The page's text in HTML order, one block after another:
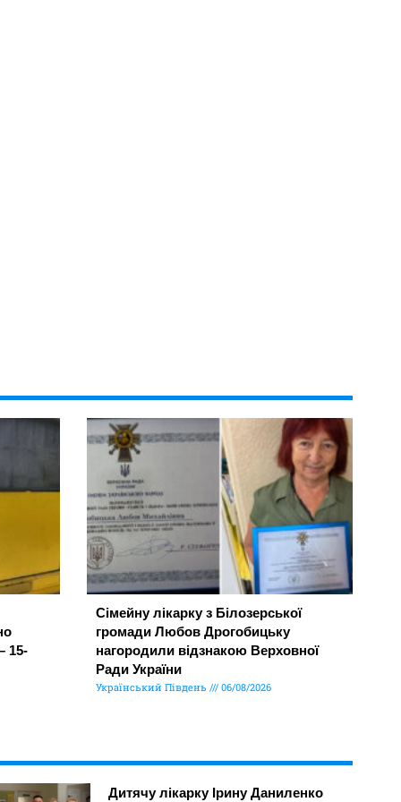
15-
Сімейну лікарку з Білозерської
громади Любов Дрогобицьку
нагородили відзнакою Верховної
Ради України
Український Південь 06/08/2026
Дитячу лікарку Ірину Даниленко